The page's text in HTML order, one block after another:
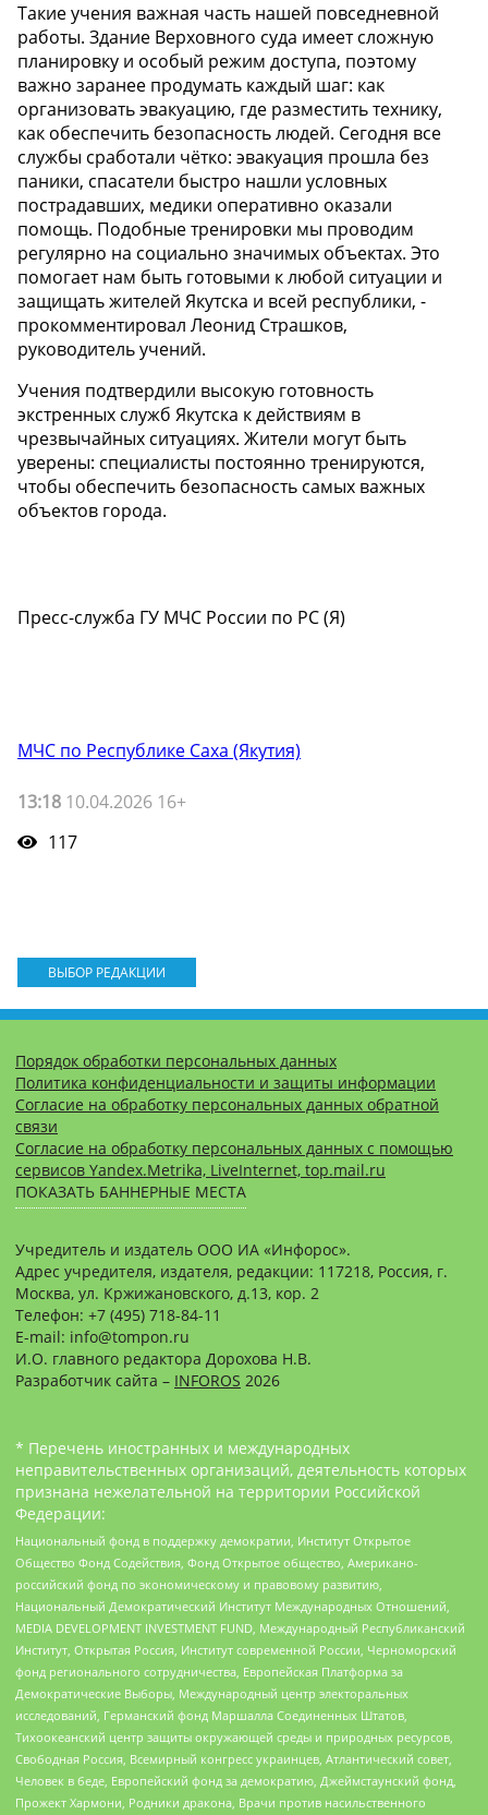
Такие учения важная часть нашей повседневной
работы. Здание Верховного суда имеет сложную
планировку и особый режим доступа, поэтому
важно заранее продумать каждый шаг: как
организовать эвакуацию, где разместить технику,
как обеспечить безопасность людей. Сегодня все
службы сработали чётко: эвакуация прошла без
паники, спасатели быстро нашли условных
пострадавших, медики оперативно оказали
помощь. Подобные тренировки мы проводим
регулярно на социально значимых объектах. Это
помогает нам быть готовыми к любой ситуации и
защищать жителей Якутска и всей республики, -
прокомментировал Леонид Страшков,
руководитель учений.
Учения подтвердили высокую готовность
экстренных служб Якутска к действиям в
чрезвычайных ситуациях. Жители могут быть
уверены: специалисты постоянно тренируются,
чтобы обеспечить безопасность самых важных
объектов города.
Пресс-служба ГУ МЧС России по РС (Я)
МЧС по Республике Саха (Якутия)
13:18 10.04.2026 16+
117
ВЫБОР РЕДАКЦИИ
Порядок обработки персональных данных
Политика конфиденциальности и защиты информации
Согласие на обработку персональных данных обратной
связи
Согласие на обработку персональных данных с помощью
сервисов Yandex.Metrika, LiveInternet, top.mail.ru
ПОКАЗАТЬ БАННЕРНЫЕ МЕСТА
Учредитель и издатель ООО ИА «Инфорос».
Адрес учредителя, издателя, редакции: 117218, Россия, г.
Москва, ул. Кржижановского, д.13, кор. 2
Телефон: +7 (495) 718-84-11
E-mail: info@tompon.ru
И.О. главного редактора Дорохова Н.В.
Разработчик сайта – INFOROS 2026
* Перечень иностранных и международных
неправительственных организаций, деятельность которых
признана нежелательной на территории Российской
Федерации:
Национальный фонд в поддержку демократии, Институт Открытое
Общество Фонд Содействия, Фонд Открытое общество, Американо-
российский фонд по экономическому и правовому развитию,
Национальный Демократический Институт Международных Отношений,
MEDIA DEVELOPMENT INVESTMENT FUND, Международный Республиканский
Институт, Открытая Россия, Институт современной России, Черноморский
фонд регионального сотрудничества, Европейская Платформа за
Демократические Выборы, Международный центр электоральных
исследований, Германский фонд Маршалла Соединенных Штатов,
Тихоокеанский центр защиты окружающей среды и природных ресурсов,
Свободная Россия, Всемирный конгресс украинцев, Атлантический совет,
Человек в беде, Европейский фонд за демократию, Джеймстаунский фонд,
Прожект Хармони, Родники дракона, Врачи против насильственного